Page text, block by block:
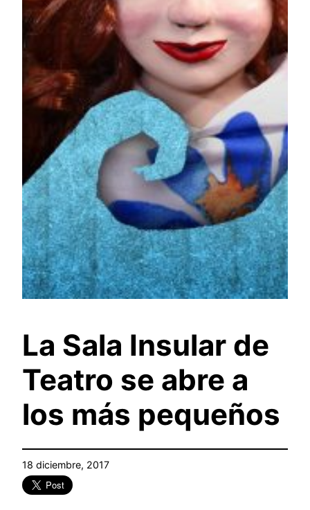
La Sala Insular de
Teatro se abre a
los más pequeños
18 diciembre, 2017